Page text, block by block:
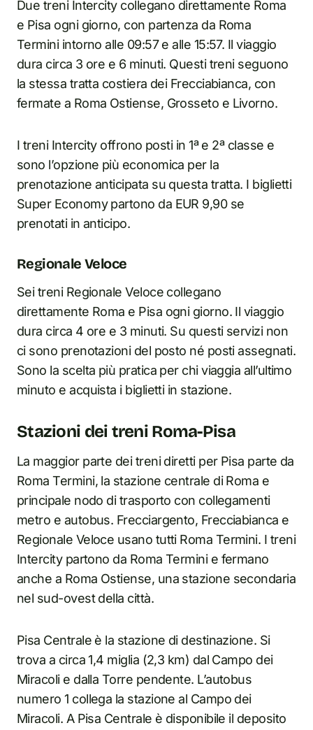
Due treni Intercity collegano direttamente Roma
e Pisa ogni giorno, con partenza da Roma
Termini intorno alle 09:57 e alle 15:57. Il viaggio
dura circa 3 ore e 6 minuti. Questi treni seguono
la stessa tratta costiera dei Frecciabianca, con
fermate a Roma Ostiense, Grosseto e Livorno.
I treni Intercity offrono posti in 1ª e 2ª classe e
sono l’opzione più economica per la
prenotazione anticipata su questa tratta. I biglietti
Super Economy partono da EUR 9,90 se
prenotati in anticipo.
Regionale Veloce
Sei treni Regionale Veloce collegano
direttamente Roma e Pisa ogni giorno. Il viaggio
dura circa 4 ore e 3 minuti. Su questi servizi non
ci sono prenotazioni del posto né posti assegnati.
Sono la scelta più pratica per chi viaggia all’ultimo
minuto e acquista i biglietti in stazione.
Stazioni dei treni Roma-Pisa
La maggior parte dei treni diretti per Pisa parte da
Roma Termini, la stazione centrale di Roma e
principale nodo di trasporto con collegamenti
metro e autobus. Frecciargento, Frecciabianca e
Regionale Veloce usano tutti Roma Termini. I treni
Intercity partono da Roma Termini e fermano
anche a Roma Ostiense, una stazione secondaria
nel sud-ovest della città.
Pisa Centrale è la stazione di destinazione. Si
trova a circa 1,4 miglia (2,3 km) dal Campo dei
Miracoli e dalla Torre pendente. L’autobus
numero 1 collega la stazione al Campo dei
Miracoli. A Pisa Centrale è disponibile il deposito